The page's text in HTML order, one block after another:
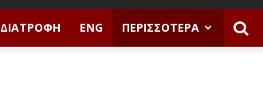
ΔΙΑΤΡΟΦΉ ENG ΠΕΡΙΣΣΌΤΕΡΑ